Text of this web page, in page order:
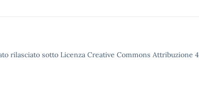
rilasciato sotto Licenza Creative Commons Attribuzione